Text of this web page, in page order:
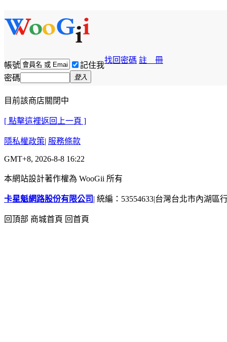
帳號 記住我
找回密碼 註 冊
密碼 登入
目前該商店關閉中
[ 點擊這裡返回上一頁 ]
隱私權政策| 服務條款
GMT+8, 2026-8-8 16:22
本網站設計著作權為 WooGii 所有
卡星魁網路股份有限公司 | 統編：53554633|台灣台北市內湖區
回頂部 商城首頁 回首頁